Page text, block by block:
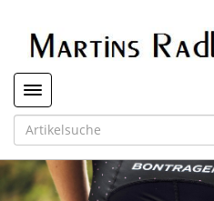
Toggle navigation